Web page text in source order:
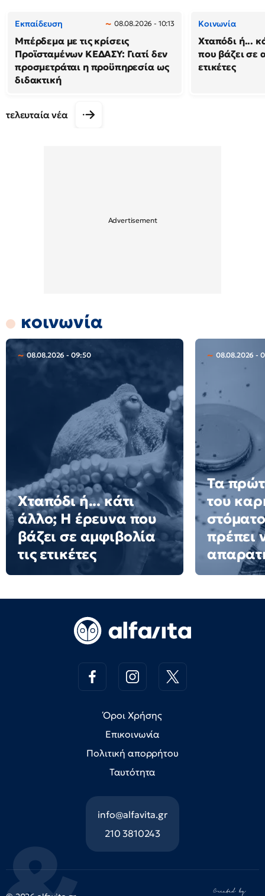
Εκπαίδευση 08.08.2026 - 10:13
Μπέρδεμα με τις κρίσεις
Προϊσταμένων ΚΕΔΑΣΥ: Γιατί δεν
προσμετράται η προϋπηρεσία ως
διδακτική
Κοινωνία
Χταπόδι ή...
που βάζει σε
ετικέτες
τελευταία νέα
κοινωνία
08.08.2026 - 09:50
Χταπόδι ή... κάτι
άλλο; Η έρευνα που
βάζει σε αμφιβολία
τις ετικέτες
08.08.2026 -
Τα
του
πρέπει
Όροι Χρήσης
Επικοινωνία
Πολιτική απορρήτου
Ταυτότητα
info@alfavita.gr
210 3810243